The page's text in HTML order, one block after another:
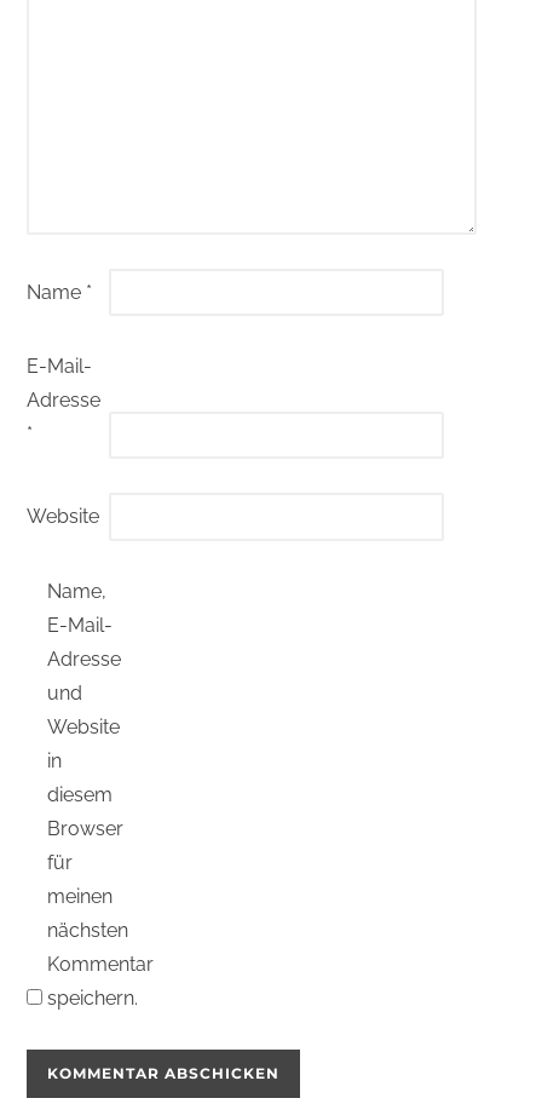
Name *
E-Mail-
Adresse
*
Website
Name,
E-Mail-
Adresse
und
Website
in
diesem
Browser
für
meinen
nächsten
Kommentar
speichern.